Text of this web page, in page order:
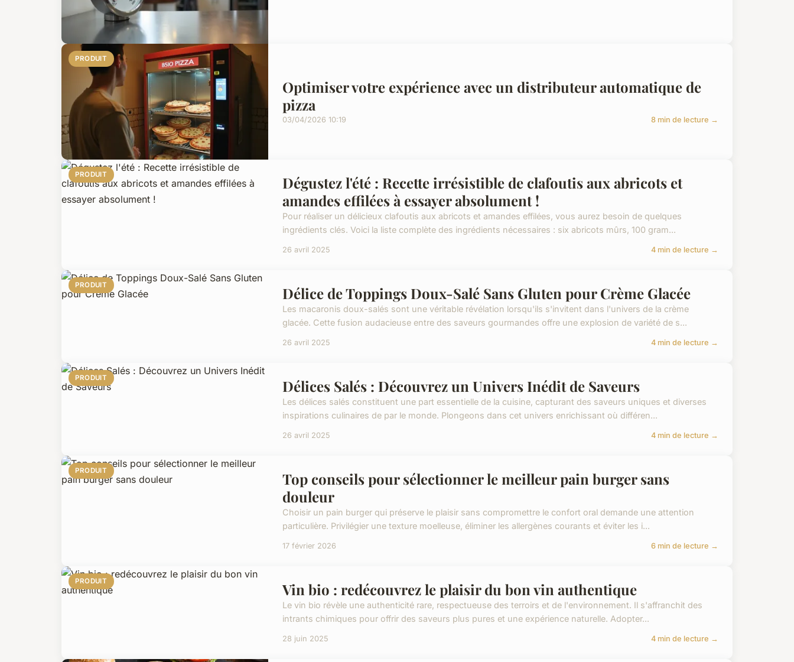
PRODUIT
Optimiser votre expérience avec un distributeur automatique de
pizza
03/04/2026 10:19 8 min de lecture →
PRODUIT
Dégustez l'été : Recette irrésistible de clafoutis aux abricots et
amandes effilées à essayer absolument !
Pour réaliser un délicieux clafoutis aux abricots et amandes effilées, vous aurez besoin de quelques
ingrédients clés. Voici la liste complète des ingrédients nécessaires : six abricots mûrs, 100 gram...
26 avril 2025 4 min de lecture →
PRODUIT Délice de Toppings Doux-Salé Sans Gluten pour Crème Glacée
Les macaronis doux-salés sont une véritable révélation lorsqu'ils s'invitent dans l'univers de la crème
glacée. Cette fusion audacieuse entre des saveurs gourmandes offre une explosion de variété de s...
26 avril 2025 4 min de lecture →
PRODUIT Délices Salés : Découvrez un Univers Inédit de Saveurs
Les délices salés constituent une part essentielle de la cuisine, capturant des saveurs uniques et diverses
inspirations culinaires de par le monde. Plongeons dans cet univers enrichissant où différen...
26 avril 2025 4 min de lecture →
PRODUIT
Top conseils pour sélectionner le meilleur pain burger sans
douleur
Choisir un pain burger qui préserve le plaisir sans compromettre le confort oral demande une attention
particulière. Privilégier une texture moelleuse, éliminer les allergènes courants et éviter les i...
17 février 2026 6 min de lecture →
PRODUIT Vin bio : redécouvrez le plaisir du bon vin authentique
Le vin bio révèle une authenticité rare, respectueuse des terroirs et de l'environnement. Il s'affranchit des
intrants chimiques pour offrir des saveurs plus pures et une expérience naturelle. Adopter...
28 juin 2025 4 min de lecture →